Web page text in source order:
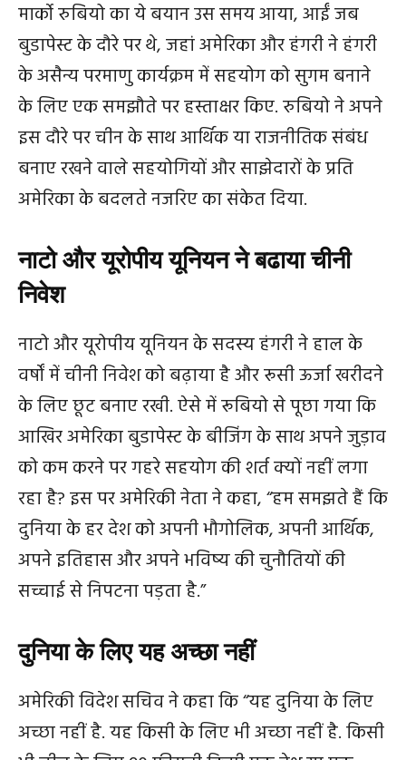
मार्को रुबियो का ये बयान उस समय आया, आईं जब
बुडापेस्ट के दौरे पर थे, जहां अमेरिका और हंगरी ने हंगरी
के असैन्य परमाणु कार्यक्रम में सहयोग को सुगम बनाने
के लिए एक समझौते पर हस्ताक्षर किए. रुबियो ने अपने
इस दौरे पर चीन के साथ आर्थिक या राजनीतिक संबंध
बनाए रखने वाले सहयोगियों और साझेदारों के प्रति
अमेरिका के बदलते नजरिए का संकेत दिया.
नाटो और यूरोपीय यूनियन ने बढाया चीनी
निवेश
नाटो और यूरोपीय यूनियन के सदस्य हंगरी ने हाल के
वर्षों में चीनी निवेश को बढ़ाया है और रूसी ऊर्जा खरीदने
के लिए छूट बनाए रखी. ऐसे में रूबियो से पूछा गया कि
आखिर अमेरिका बुडापेस्ट के बीजिंग के साथ अपने जुड़ाव
को कम करने पर गहरे सहयोग की शर्त क्यों नहीं लगा
रहा है? इस पर अमेरिकी नेता ने कहा, “हम समझते हैं कि
दुनिया के हर देश को अपनी भौगोलिक, अपनी आर्थिक,
अपने इतिहास और अपने भविष्य की चुनौतियों की
सच्चाई से निपटना पड़ता है.”
दुनिया के लिए यह अच्‍छा नहीं
अमेरिकी विदेश सचिव ने कहा कि “यह दुनिया के लिए
अच्छा नहीं है. यह किसी के लिए भी अच्छा नहीं है. किसी